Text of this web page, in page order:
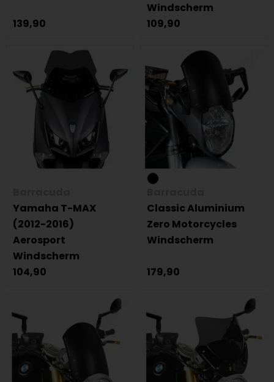
139,90
Windscherm
109,90
Yamaha T-MAX
(2012-2016)
Aerosport
Windscherm
104,90
Classic Aluminium
Zero Motorcycles
Windscherm
179,90